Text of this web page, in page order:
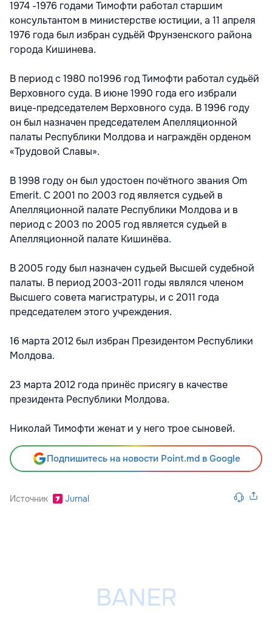
1974 -1976 годами Тимофти работал старшим
консультантом в министерстве юстиции, а 11 апреля
1976 года был избран судьёй Фрунзенского района
города Кишинева.
В период с 1980 по1996 год Тимофти работал судьёй
Верховного суда. В июне 1990 года его избрали
вице-председателем Верховного суда. В 1996 году
он был назначен председателем Апелляционной
палаты Республики Молдова и награждён орденом
«Трудовой Славы».
В 1998 году он был удостоен почётного звания Om
Emerit. С 2001 по 2003 год является судьей в
Апелляционной палате Республики Молдова и в
период с 2003 по 2005 год является судьей в
Апелляционной палате Кишинёва.
В 2005 году был назначен судьей Высшей судебной
палаты. В период 2003-2011 годы являлся членом
Высшего совета магистратуры, и с 2011 года
председателем этого учреждения.
16 марта 2012 был избран Президентом Республики
Молдова.
23 марта 2012 года принёс присягу в качестве
президента Республики Молдова.
Николай Тимофти женат и у него трое сыновей.
Подпишитесь на новости Point.md в Google
Источник Jurnal